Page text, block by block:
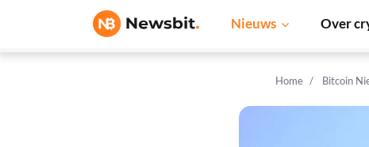
Nieuws Over
Home Bitcoin